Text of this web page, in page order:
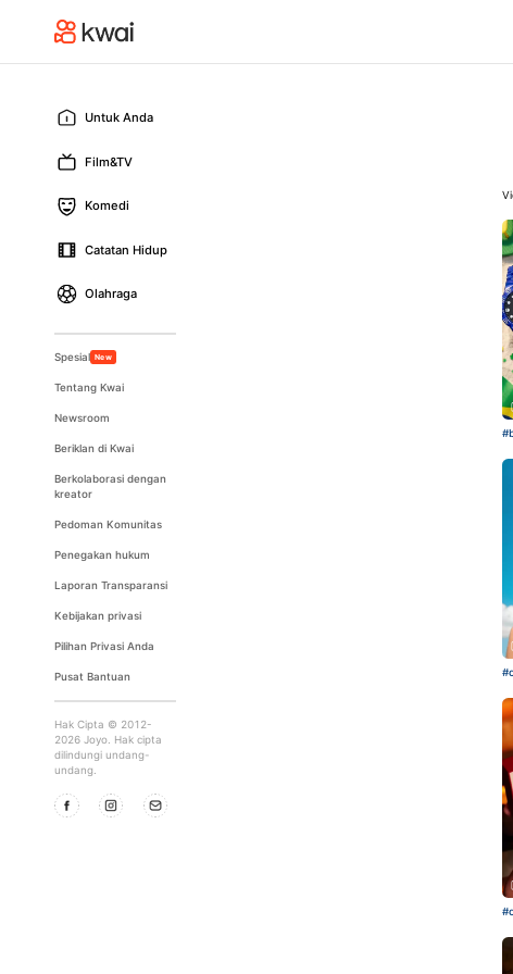
Untuk Anda
Film&TV
Komedi
Catatan Hidup
Olahraga
Spesial New
Tentang Kwai
Newsroom
Beriklan di Kwai
Berkolaborasi dengan
kreator
Pedoman Komunitas
Penegakan hukum
Laporan Transparansi
Kebijakan privasi
Pilihan Privasi Anda
Pusat Bantuan
Hak Cipta © 2012-
2026 Joyo. Hak cipta
dilindungi undang-
undang.